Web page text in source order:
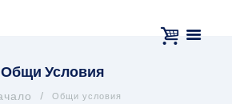
Общи Условия
Общи условия